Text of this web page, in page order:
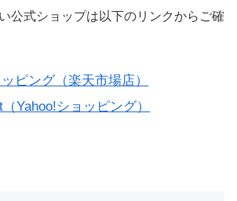
公式ショップは以下のリンクからご確
ピング（楽天市場店）
Yahoo!ショッピング）